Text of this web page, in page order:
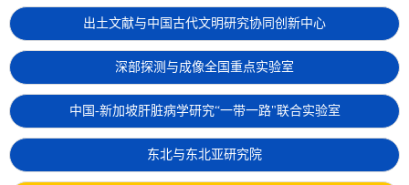
出土文献与中国古代文明研究协同创新中心
深部探测与成像全国重点实验室
中国-新加坡肝脏病学研究“一带一路"联合实验室
东北与东北亚研究院